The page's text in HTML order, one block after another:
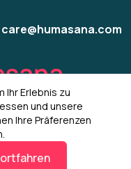
verwalten
Ihr Erlebnis zu
und unsere
Ihre Präferenzen